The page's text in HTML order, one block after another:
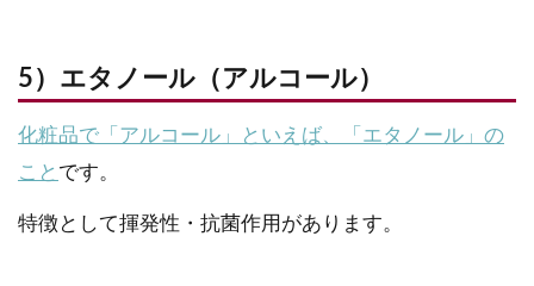
5）エタノール（アルコール）
化粧品で「アルコール」といえば、「エタノール」の
こと です。
特徴として揮発性・抗菌作用があります。